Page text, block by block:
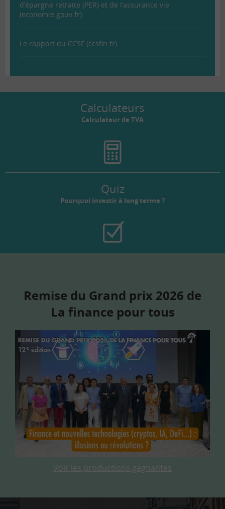
d’épargne retraite (PER) et de l’assurance vie
(economie.gouv.fr)
Le rapport du CCSF (ccsfin.fr)
Calculateurs
Calculateur de TVA
Quiz
Pourquoi investir à long terme ?
Remise du Grand prix 2026 de
La finance pour tous
Voir les productions gagnantes